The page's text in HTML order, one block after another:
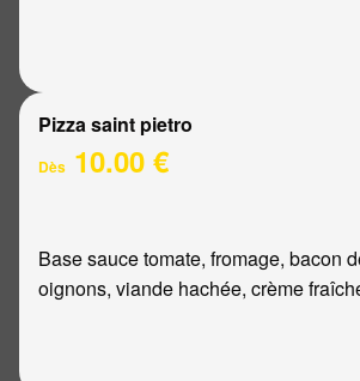
Pizza saint pietro
Dès 10.00 €
Base sauce tomate, fromage, bacon
oignons, viande hachée, crème